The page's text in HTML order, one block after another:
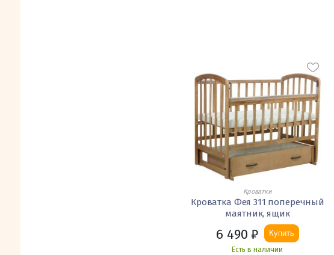
Кроватки
Кроватка Фея 311 поперечный
маятник, ящик
6 490 ₽ Купить
Есть в наличии